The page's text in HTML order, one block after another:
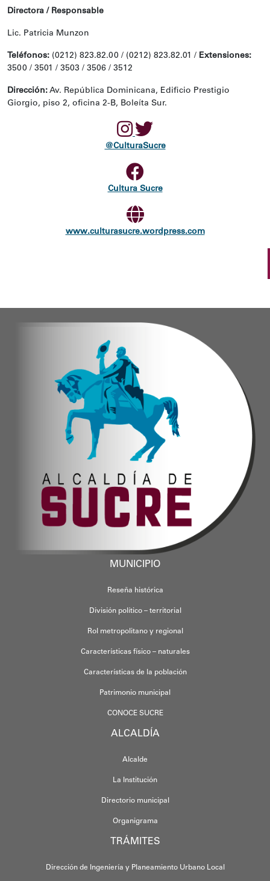
Directora / Responsable
Lic. Patricia Munzon
Teléfonos: (0212) 823.82.00 / (0212) 823.82.01 / Extensiones:
3500 / 3501 / 3503 / 3506 / 3512
Dirección: Av. República Dominicana, Edificio Prestigio
Giorgio, piso 2, oficina 2-B, Boleíta Sur.
@CulturaSucre
Cultura Sucre
www.culturasucre.wordpress.com
MUNICIPIO
Reseña histórica
División político – territorial
Rol metropolitano y regional
Características físico – naturales
Características de la población
Patrimonio municipal
CONOCE SUCRE
ALCALDÍA
Alcalde
La Institución
Directorio municipal
Organigrama
TRÁMITES
Dirección de Ingeniería y Planeamiento Urbano Local